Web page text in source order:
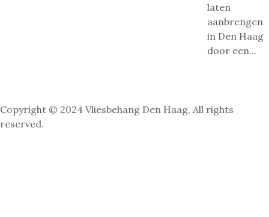
laten
aanbrengen
in Den Haag
door een...
Copyright © 2024 Vliesbehang Den Haag, All rights
reserved.